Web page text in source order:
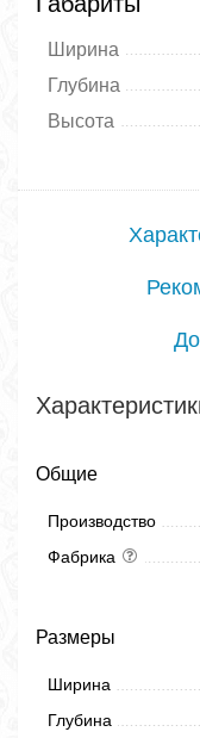
Ширина
Глубина
Высота
Общие
Производство
Фабрика
Размеры
Ширина
Глубина